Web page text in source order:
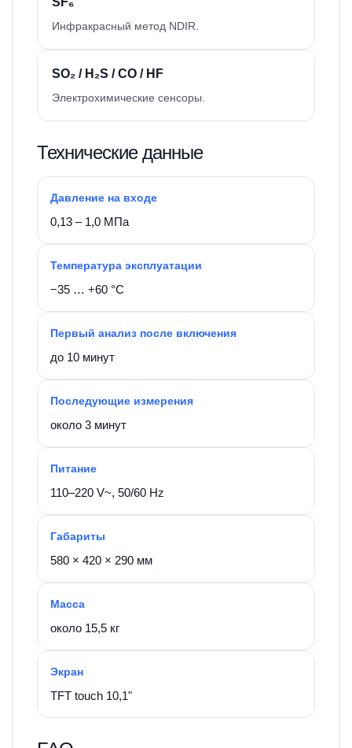
Инфракрасный метод NDIR.
SO₂ / H₂S / CO / HF
Электрохимические сенсоры.
Технические данные
Давление на входе
0,13 – 1,0 МПа
Температура эксплуатации
−35 … +60 °C
Первый анализ после включения
до 10 минут
Последующие измерения
около 3 минут
Питание
110–220 V~, 50/60 Hz
Габариты
580 × 420 × 290 мм
Масса
около 15,5 кг
Экран
TFT touch 10,1"